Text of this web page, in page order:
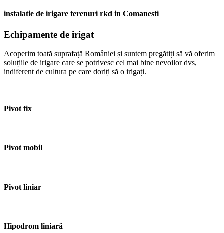
instalatie de irigare terenuri rkd in Comanesti
Echipamente de irigat
Acoperim toată suprafață României și suntem pregătiți să vă oferim
soluțiile de irigare care se potrivesc cel mai bine nevoilor dvs,
indiferent de cultura pe care doriți să o irigați.
Pivot fix
Pivot mobil
Pivot liniar
Hipodrom liniară